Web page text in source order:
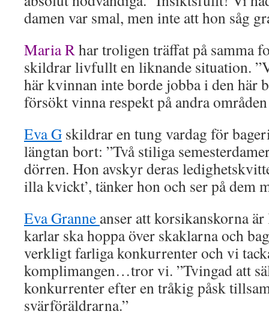
damen var smal, men inte att hon såg
Maria Rhar troligen träffat på samma
skildrar livfullt en liknande situation.
här kvinnan inte borde jobba i den här
försökt vinna respekt på andra
Eva G skildrar en tung vardag för
längtan bort: ”Två stiliga
dörren. Hon avskyr deras
illa kvickt’, tänker hon och ser på dem
Eva Granne anser att korsikanskorna
karlar ska hoppa över skaklarna och
verkligt farliga konkurrenter och vi
komplimangen…tror vi. ”Tvingad att
konkurrenter efter en tråkig påsk
svärföräldrarna.”